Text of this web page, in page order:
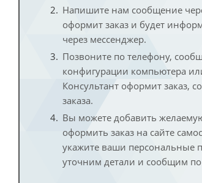
Напишите нам сообщение
оформит заказ и будет
через мессенджер.
Позвоните по телефону,
конфигурации компьютера
Консультант оформит заказ,
заказа.
Вы можете добавить
оформить заказ на сайте
укажите ваши персональные
уточним детали и сообщим по